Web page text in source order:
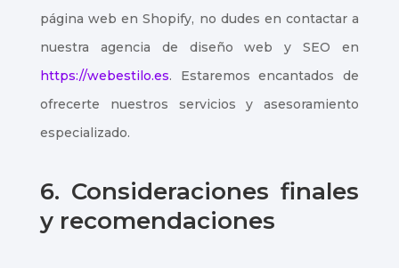
página web en Shopify, no dudes en contactar a
nuestra agencia de diseño web y SEO en
https://webestilo.es. Estaremos encantados de
ofrecerte nuestros servicios y asesoramiento
especializado.
6. Consideraciones finales
y recomendaciones